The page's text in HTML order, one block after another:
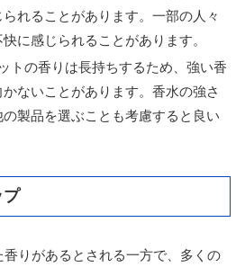
れることがあります。一部の人々
に感じられることがあります。
トの香りは長持ちするため、強い香
ないことがあります。香水の強さ
製品を選ぶことも考慮すると良い
プ
りがあるとされる一方で、多くの